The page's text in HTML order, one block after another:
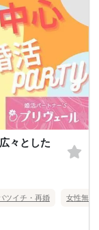
々とした
ツイチ・再婚 女性無料